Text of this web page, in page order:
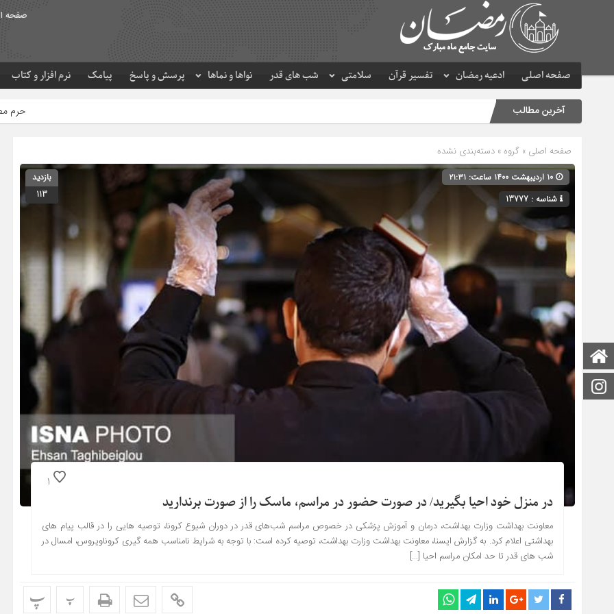
صفحه
صفحه اصلی ادعیه رمضان تفسیر قرآن سلامتی شب های قدر نواها و نماها پرسش و پاسخ پیامک نرم افزار و کتاب
صفحه اصلی
اینستاگرام
آخرین مطالب حرم مطهر امام رضا (ع) در
صفحه اصلی » گروه » دسته‌بندی نشده
شناسه : 13777
بازدید
113
1
در منزل خود احیا بگیرید/ در صورت حضور در مراسم، ماسک را از صورت برندارید
معاونت بهداشت وزارت بهداشت، درمان و آموزش پزشکی در خصوص مراسم شب‌های قدر در دوران شیوع کرونا، توصیه هایی را در قالب پیام های
بهداشتی اعلام کرد. به گزارش ایسنا، معاونت بهداشت وزارت بهداشت، توصیه کرده است: با توجه به شرایط نامناسب همه گیری کروناویروس، امسال در
شب های قدر تا حد امکان مراسم احیا […]
پ پ